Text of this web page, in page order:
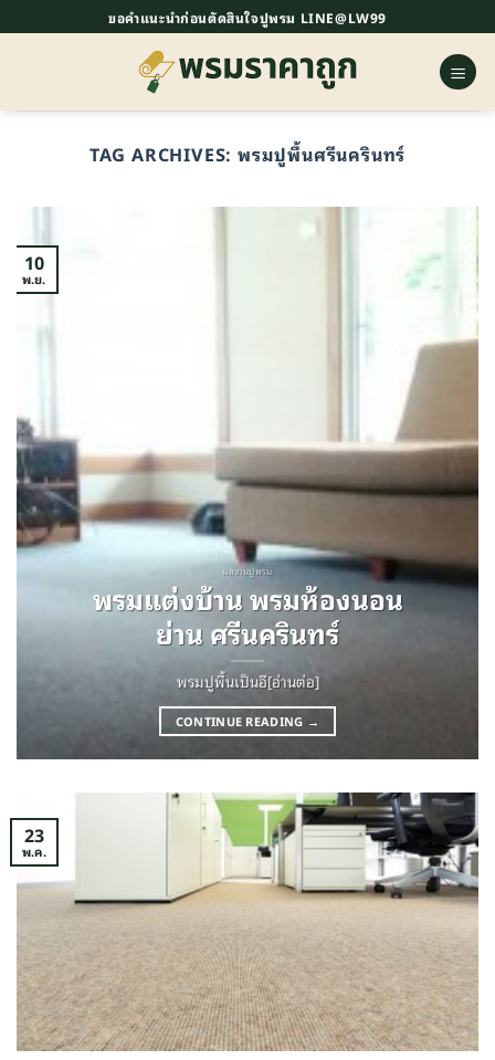
ไป
ขอคำแนะนำก่อนตัดสินใจปูพรม LINE@LW99
TAG ARCHIVES: พรมปูพื้นศรีนครินทร์
ผลงานปูพรม
พรมแต่งบ้าน พรมห้องนอน
ย่าน ศรีนครินทร์
พรมปูพื้นเป็นอี[อ่านต่อ]
CONTINUE READING →
10
พ.ย.
23
พ.ค.